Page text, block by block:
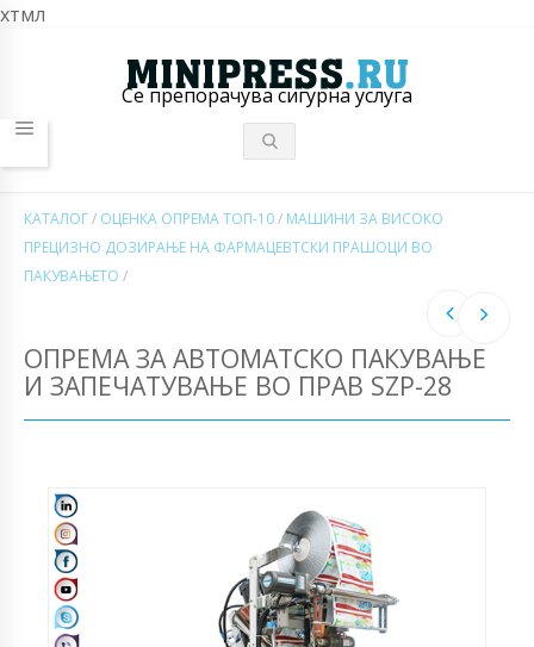
хтмл
Се препорачува сигурна услуга
КАТАЛОГ/ ОЦЕНКА ОПРЕМА ТОП-10/ МАШИНИ ЗА ВИСОКО
ПРЕЦИЗНО ДОЗИРАЊЕ НА ФАРМАЦЕВТСКИ ПРАШОЦИ ВО
ПАКУВАЊЕТО /
ОПРЕМА ЗА АВТОМАТСКО ПАКУВАЊЕ
И ЗАПЕЧАТУВАЊЕ ВО ПРАВ SZP-28